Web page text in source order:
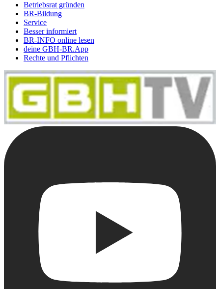
Betriebsrat gründen
BR-Bildung
Service
Besser informiert
BR-INFO online lesen
deine GBH-BR.App
Rechte und Pflichten